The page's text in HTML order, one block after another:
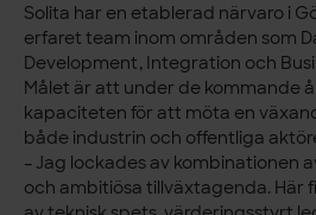
Solita har en etablerad närvaro i
erfaret team inom områden som
Development, Integration och
Målet är att under de kommande
kapaciteten för att möta en
både industrin och offentliga
– Jag lockades av kombinationen
och ambitiösa tillväxtagenda. Här